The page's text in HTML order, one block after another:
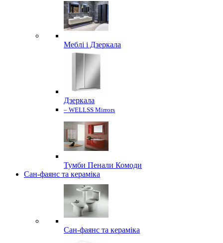
Меблі і Дзеркала
Дзеркала
– WELLSS Mirrors
Тумби Пенали Комоди
Сан-фаянс та кераміка
Сан-фаянс та кераміка